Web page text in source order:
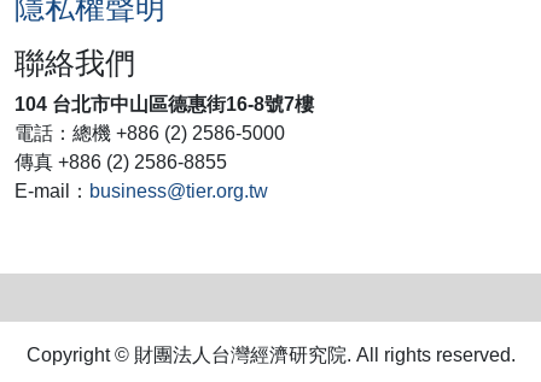
隱私權聲明
聯絡我們
104 台北市中山區德惠街16-8號7樓
電話：總機 +886 (2) 2586-5000
傳真 +886 (2) 2586-8855
E-mail： business@tier.org.tw
Copyright © 財團法人台灣經濟研究院. All rights reserved.